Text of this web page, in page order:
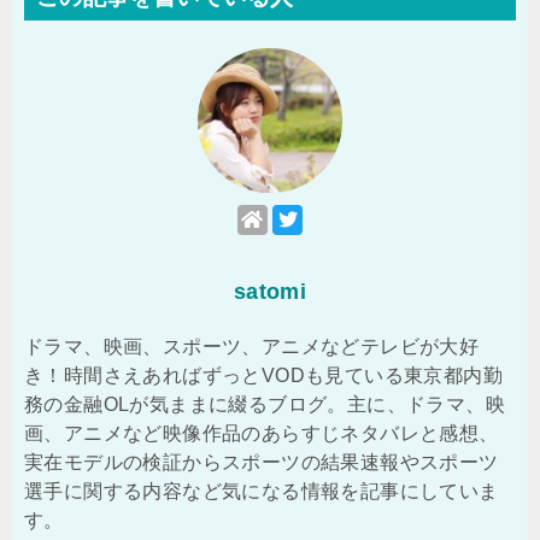
satomi
ドラマ、映画、スポーツ、アニメなどテレビが大好
き！時間さえあればずっとVODも見ている東京都内勤
務の金融OLが気ままに綴るブログ。主に、ドラマ、映
画、アニメなど映像作品のあらすじネタバレと感想、
実在モデルの検証からスポーツの結果速報やスポーツ
選手に関する内容など気になる情報を記事にしていま
す。